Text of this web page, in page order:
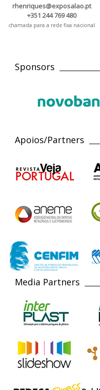
rhenriques@exposalao.pt
+351 244 769 480
chamada para a rede fixa nacional
Sponsors
Apoios/Partners
Media Partners